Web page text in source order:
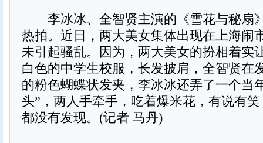
李冰冰、全智贤主演的《雪花与秘扇
热拍。近日，两大美女集体出现在上海闹
未引起骚乱。因为，两大美女的扮相着实
白色的中学生校服，长发披肩，全智贤在
的粉色蝴蝶状发夹，李冰冰还弄了一个当
头”，两人手牵手，吃着爆米花，有说有
都没有发现。(记者 马丹)